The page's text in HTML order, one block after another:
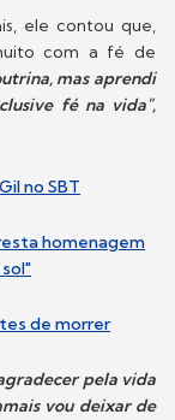
ele contou que,
com a fé de
mas aprendi
fé na vida",
no SBT
homenagem
de morrer
pela vida
vou deixar de